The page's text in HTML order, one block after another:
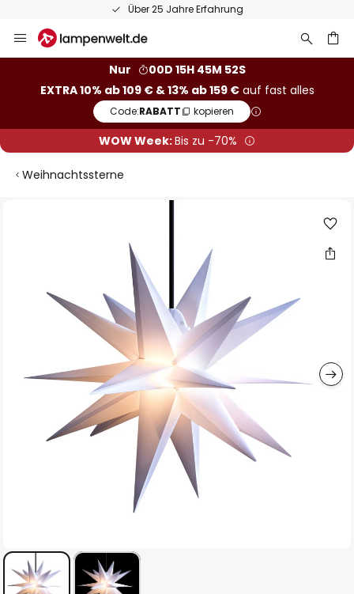
Über 25 Jahre Erfahrung
Inhalt
Nur
00D 15H 45M 51S
EXTRA 10% ab 109 € & 13% ab 159 €auf fast alles
Code:RABATT kopieren
WOW Week:Bis zu -70%
Weihnachtssterne
springen